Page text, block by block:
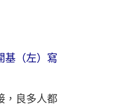
（左）寫
良多人都